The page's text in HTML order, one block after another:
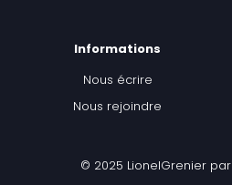
Informations
Nous écrire
Nous rejoindre
© 2025 LionelGrenier par